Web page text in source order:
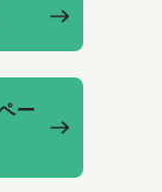
ー